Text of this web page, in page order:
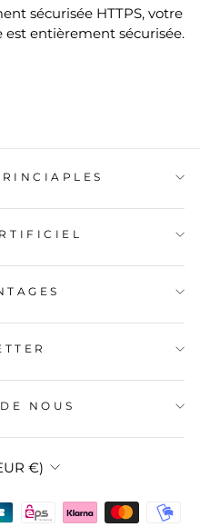
sécurisée HTTPS, votre
entièrement sécurisée.
NOUS
€)